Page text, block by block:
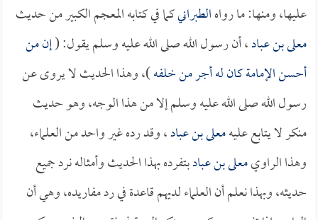
عليها، ومنها: ما رواهالطبرانيكما في كتابه المعجم الكبير من حديث
معلى بن عباد، أن رسول الله صلى الله عليه وسلم يقول: (إن من
أحسن الإمامة كان له أجر من خلفه)، وهذا الحديث لا يروى عن
رسول الله صلى الله عليه وسلم إلا من هذا الوجه، وهو حديث
منكر لا يتابع عليهمعلى بن عباد، وقد رده غير واحد من العلماء،
وهذا الراويمعلى بن عبادبتفرده بهذا الحديث وأمثاله نرد جميع
حديثه، وبهذا نعلم أن العلماء لديهم قاعدة في رد مفاريده، وهي أن